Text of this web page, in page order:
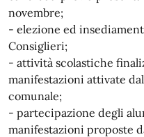
novembre;
- elezione ed
Consiglieri;
- attività scolastiche
manifestazioni attivate
comunale;
- partecipazione degli
manifestazioni proposte